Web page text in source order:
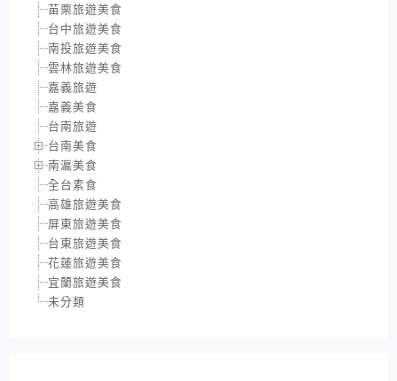
苗栗旅遊美食
台中旅遊美食
南投旅遊美食
雲林旅遊美食
嘉義旅遊
嘉義美食
台南旅遊
台南美食
南瀛美食
全台素食
高雄旅遊美食
屏東旅遊美食
台東旅遊美食
花蓮旅遊美食
宜蘭旅遊美食
未分類